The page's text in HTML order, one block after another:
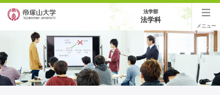
法学部
法学科
メニュー